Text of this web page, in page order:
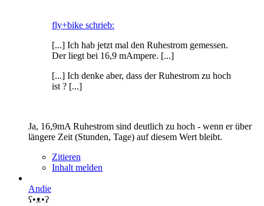
fly+bike schrieb:
[...] Ich hab jetzt mal den Ruhestrom gemessen.
Der liegt bei 16,9 mAmpere. [...]
[...] Ich denke aber, dass der Ruhestrom zu hoch
ist ? [...]
Ja, 16,9mA Ruhestrom sind deutlich zu hoch - wenn er über
längere Zeit (Stunden, Tage) auf diesem Wert bleibt.
Zitieren
Inhalt melden
Andie
ʕ•ᴥ•ʔ